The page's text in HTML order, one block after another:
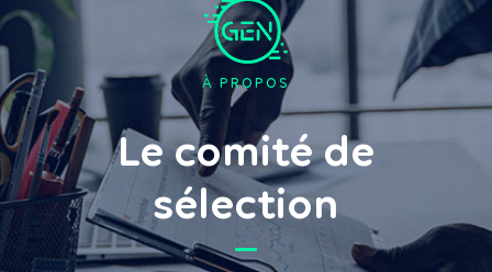
À PROPOS
Le comité de
sélection